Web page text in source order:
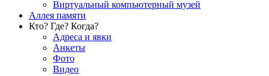
Виртуальный компьютерный музей
Аллея памяти
Кто? Где? Когда?
Адреса и явки
Анкеты
Фото
Видео